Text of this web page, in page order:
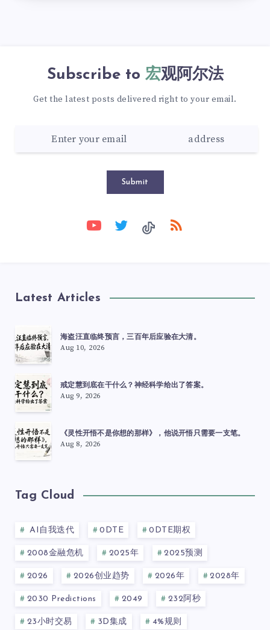
Subscribe to 宏观阿尔法
Get the latest posts delivered right to your email.
Submit
Latest Articles
海盗汪直临终预言，三百年后应验在大清。
Aug 10, 2026
戒定慧到底在干什么？神经科学给出了答案。
Aug 9, 2026
《灵性开悟不是你想的那样》，他说开悟只需要一支笔。
Aug 8, 2026
Tag Cloud
AI自我迭代 0DTE 0DTE期权
2008金融危机 2025年 2025预测
2026 2026创业趋势 2026年 2028年
2030 Predictions 2049 232阿秒
23小时交易 3D集成 4%规则